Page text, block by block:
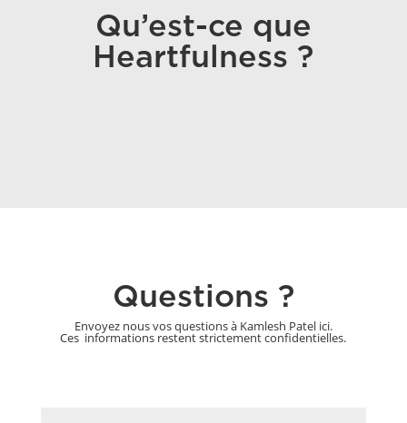
Qu’est-ce que
Heartfulness ?
Questions ?
Envoyez nous vos questions à Kamlesh Patel ici.
Ces informations restent strictement confidentielles.